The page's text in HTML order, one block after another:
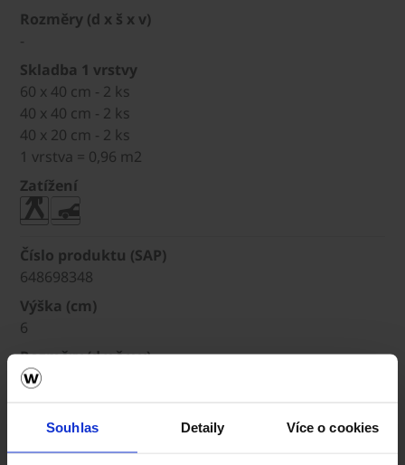
Souhlas Detaily Více o cookies
Rozměry (d x š x v)
-
Skladba 1 vrstvy
60 x 40 cm - 2 ks
40 x 40 cm - 2 ks
40 x 20 cm - 2 ks
1 vrstva = 0,96 m2
Zatížení
Číslo produktu (SAP)
648698348
Výška (cm)
6
Rozměry (d x š x v)
-
Zatížení